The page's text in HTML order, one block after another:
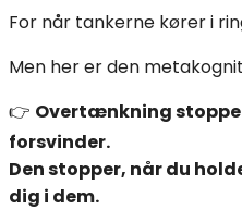
For når tankerne kører i
Men her er den
👉 Overtænkning
forsvinder.
Den stopper, når du
dig i dem.